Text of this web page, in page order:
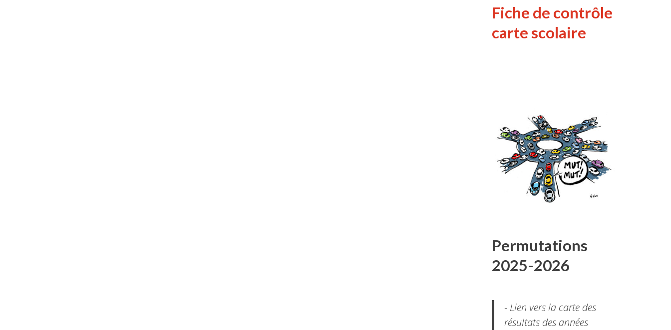
Fiche de contrôle
carte scolaire
Permutations
2025-2026
- Lien vers la carte des
résultats des années